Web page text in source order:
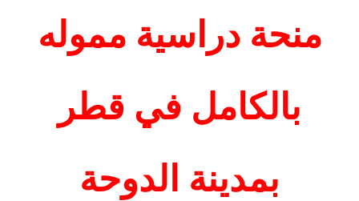
منحة دراسية مموله
بالكامل في قطر
بمدينة الدوحة